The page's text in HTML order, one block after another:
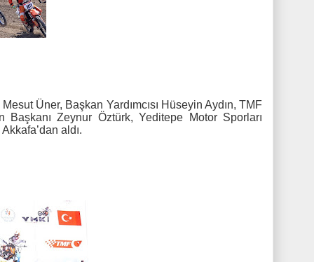
Üner, Başkan Yardımcısı Hüseyin Aydın, TMF
Başkanı Zeynur Öztürk, Yeditepe Motor Sporları
aldı.